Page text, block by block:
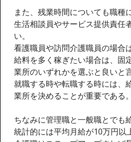
また、残業時間についても職種
生活相談員やサービス提供責任
い。
看護職員や訪問介護職員の場合
給料を多く稼ぎたい場合は、固
業所のいずれかを選ぶと良いと
就職する時や転職する時には、
業所を決めることが重要である。
ちなみに管理職と一般職とでも
統計的には平均月給が10万円以